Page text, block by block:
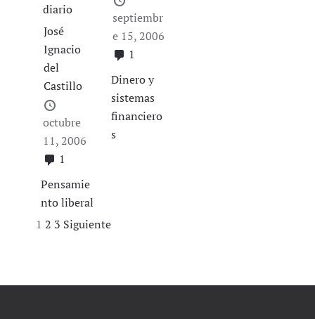
diario
José
Ignacio
del
Castillo
octubre
11, 2006
1
Pensamie
nto liberal
septiembr
e 15, 2006
1
Dinero y
sistemas
financiero
s
Navegación
entradas
1 2 3 Siguiente